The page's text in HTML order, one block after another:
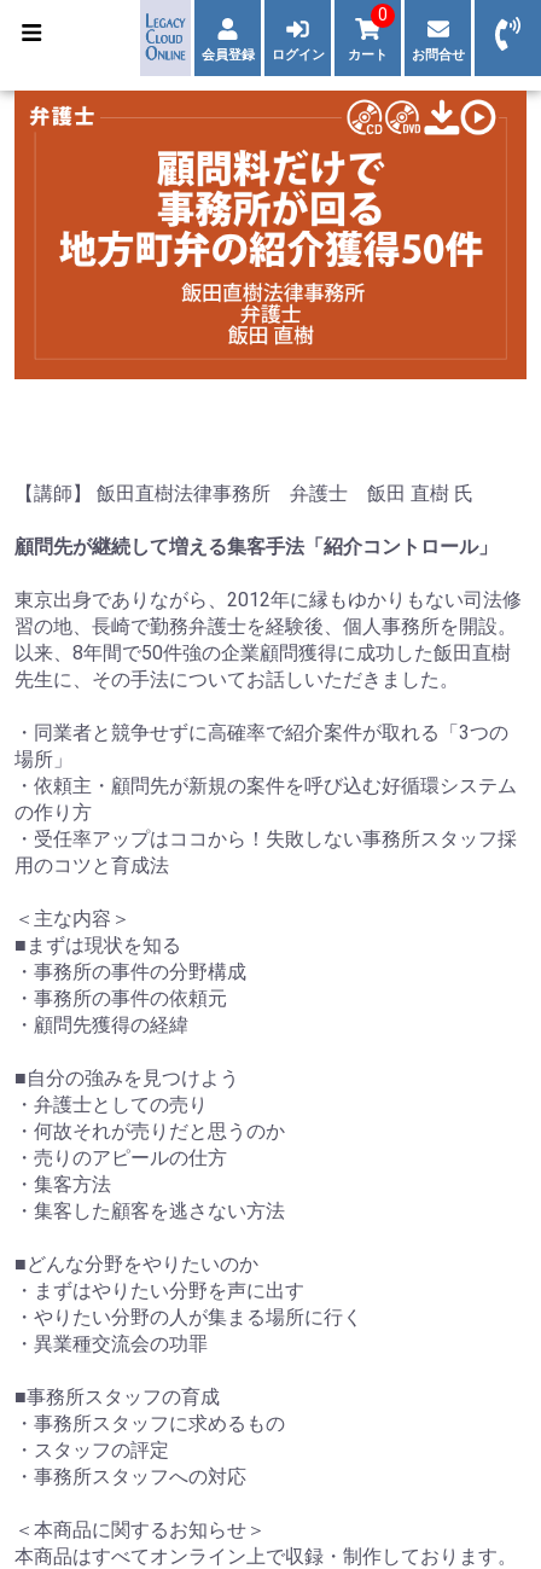
会員登録 ログイン カート
0
お問合せ
【講師】 飯田直樹法律事務所 弁護士 飯田 直樹 氏
顧問先が継続して増える集客手法「紹介コントロール」
東京出身でありながら、2012年に縁もゆかりもない司法修
習の地、長崎で勤務弁護士を経験後、個人事務所を開設。
以来、8年間で50件強の企業顧問獲得に成功した飯田直樹
先生に、その手法についてお話しいただきました。
・同業者と競争せずに高確率で紹介案件が取れる「3つの
場所」
・依頼主・顧問先が新規の案件を呼び込む好循環システム
の作り方
・受任率アップはココから！失敗しない事務所スタッフ採
用のコツと育成法
＜主な内容＞
■まずは現状を知る
・事務所の事件の分野構成
・事務所の事件の依頼元
・顧問先獲得の経緯
■自分の強みを見つけよう
・弁護士としての売り
・何故それが売りだと思うのか
・売りのアピールの仕方
・集客方法
・集客した顧客を逃さない方法
■どんな分野をやりたいのか
・まずはやりたい分野を声に出す
・やりたい分野の人が集まる場所に行く
・異業種交流会の功罪
■事務所スタッフの育成
・事務所スタッフに求めるもの
・スタッフの評定
・事務所スタッフへの対応
＜本商品に関するお知らせ＞
本商品はすべてオンライン上で収録・制作しております。